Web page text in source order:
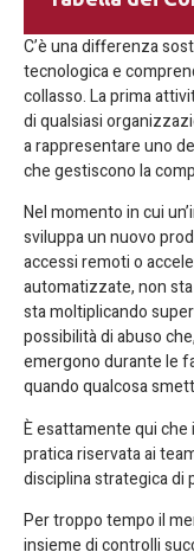
C’è una differenza
tecnologica e
collasso. La prima
di qualsiasi
a rappresentare uno
che gestiscono la
Nel momento in cui
sviluppa un nuovo
accessi remoti o
automatizzate, non
sta moltiplicando
possibilità di abuso
emergono durante le
quando qualcosa
È esattamente qui
pratica riservata ai
disciplina strategica di
Per troppo tempo il
insieme di controlli